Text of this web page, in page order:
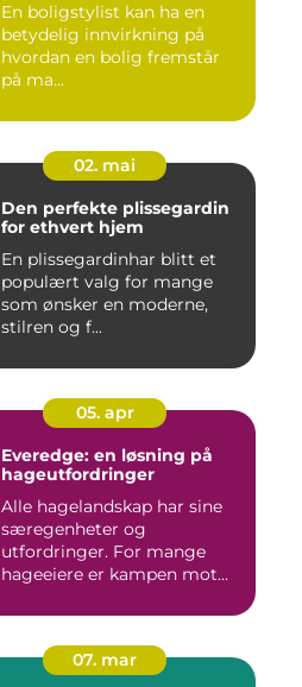
En boligstylist kan ha en
betydelig innvirkning på
hvordan en bolig fremstår
på ma...
02. mai
Den perfekte plissegardin
for ethvert hjem
En plissegardinhar blitt et
populært valg for mange
som ønsker en moderne,
stilren og f...
05. apr
Everedge: en løsning på
hageutfordringer
Alle hagelandskap har sine
særegenheter og
utfordringer. For mange
hageeiere er kampen mot
07. mar